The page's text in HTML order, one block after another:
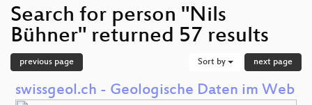
Search for person "Nils
Bühner" returned 57 results
previous page Sort by next page
swissgeol.ch - Geologische Daten im Web